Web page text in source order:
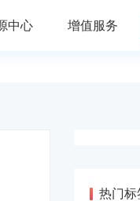
中心 增值服务
热门标